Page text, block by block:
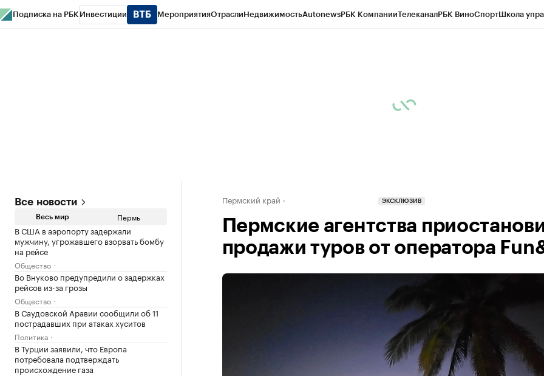
Подписка на РБК Инвестиции МероприятияОтраслиНедвижимостьAutonewsРБК КомпанииТелеканалРБК ВиноСпортШкола
Все новости
Весь мир Пермь
В США в аэропорту задержали
мужчину, угрожавшего взорвать бомбу
на рейсе
Общество
Во Внуково предупредили о задержках
рейсов из-за грозы
Общество
В Саудовской Аравии сообщили об 11
пострадавших при атаках хуситов
Политика
В Турции заявили, что Европа
потребовала подтверждать
происхождение газа
Пермский край ЭКСКЛЮЗИВ
Пермские агентства
продажи туров от оператора